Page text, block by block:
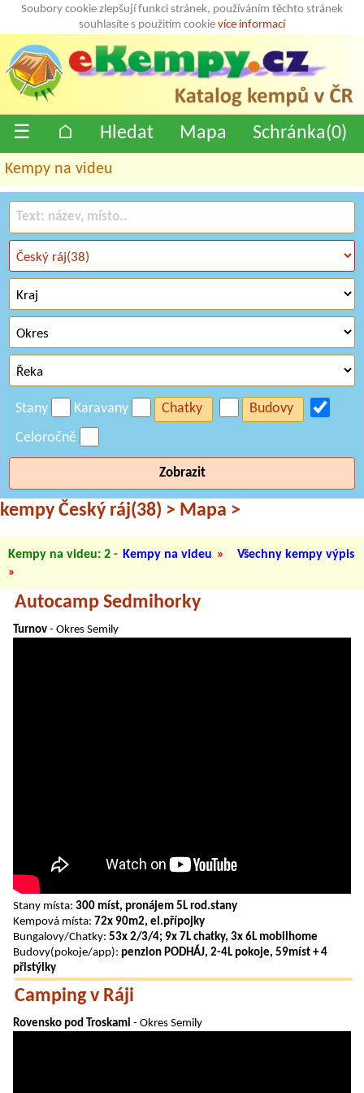
Soubory cookie zlepšují funkci stránek, používáním těchto stránek
souhlasíte s použitím cookie více informací
☰ ⌂ Hledat Mapa Schránka(0)
Kempy na videu
Stany Karavany Chatky
Budovy
Celoročně
Zobrazit
kempy Český ráj(38) > Mapa >
Kempy na videu: 2 - Kempy na videu »
Všechny kempy výpis
»
Autocamp Sedmihorky
Turnov - Okres Semily
Stany místa: 300 míst, pronájem 5L rod.stany
Kempová místa: 72x 90m2, el.přípojky
Bungalovy/Chatky: 53x 2/3/4; 9x 7L chatky, 3x 6L mobilhome
Budovy(pokoje/app): penzion PODHÁJ, 2-4L pokoje, 59míst + 4
přistýlky
Camping v Ráji
Rovensko pod Troskami - Okres Semily